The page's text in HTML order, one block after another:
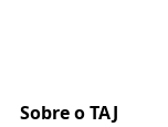
Sobre o TAJ